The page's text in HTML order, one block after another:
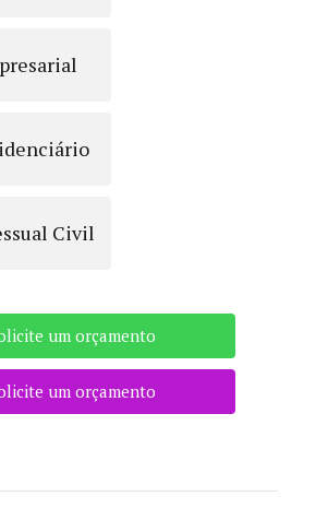
Civil
um orçamento
um orçamento